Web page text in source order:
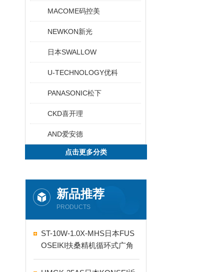
MACOME码控美
NEWKON新光
日本SWALLOW
U-TECHNOLOGY优科
PANASONIC松下
CKD喜开理
AND爱安德
点击更多分类
新品推荐
PRODUCTS
ST-10W-1.0X-MHS日本FUS
OSEIKI扶桑精机循环式广角
自动喷嘴